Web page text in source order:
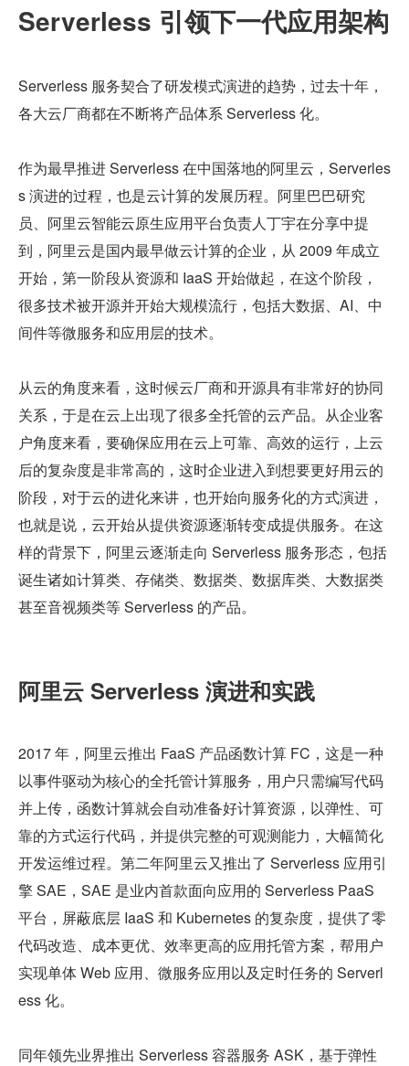
Serverless 引领下一代应用架构
Serverless 服务契合了研发模式演进的趋势，过去十年，
各大云厂商都在不断将产品体系 Serverless 化。
作为最早推进 Serverless 在中国落地的阿里云，Serverles
s 演进的过程，也是云计算的发展历程。阿里巴巴研究
员、阿里云智能云原生应用平台负责人丁宇在分享中提
到，阿里云是国内最早做云计算的企业，从 2009 年成立
开始，第一阶段从资源和 IaaS 开始做起，在这个阶段，
很多技术被开源并开始大规模流行，包括大数据、AI、中
间件等微服务和应用层的技术。
从云的角度来看，这时候云厂商和开源具有非常好的协同
关系，于是在云上出现了很多全托管的云产品。从企业客
户角度来看，要确保应用在云上可靠、高效的运行，上云
后的复杂度是非常高的，这时企业进入到想要更好用云的
阶段，对于云的进化来讲，也开始向服务化的方式演进，
也就是说，云开始从提供资源逐渐转变成提供服务。在这
样的背景下，阿里云逐渐走向 Serverless 服务形态，包括
诞生诸如计算类、存储类、数据类、数据库类、大数据类
甚至音视频类等 Serverless 的产品。
阿里云 Serverless 演进和实践
2017 年，阿里云推出 FaaS 产品函数计算 FC，这是一种
以事件驱动为核心的全托管计算服务，用户只需编写代码
并上传，函数计算就会自动准备好计算资源，以弹性、可
靠的方式运行代码，并提供完整的可观测能力，大幅简化
开发运维过程。第二年阿里云又推出了 Serverless 应用引
擎 SAE，SAE 是业内首款面向应用的 Serverless PaaS
平台，屏蔽底层 IaaS 和 Kubernetes 的复杂度，提供了零
代码改造、成本更优、效率更高的应用托管方案，帮用户
实现单体 Web 应用、微服务应用以及定时任务的 Serverl
ess 化。
同年领先业界推出 Serverless 容器服务 ASK，基于弹性